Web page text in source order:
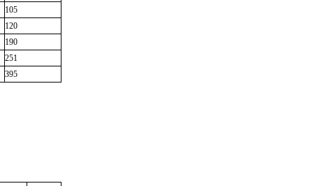
105
120
190
251
395